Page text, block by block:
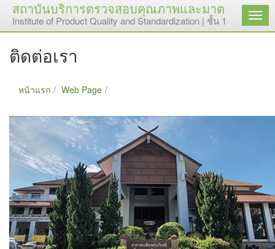
สถาบันบริการตรวจสอบคุณภาพและมาตรฐานผ
Institute of Product Quality and Standardization | ชั้น 1 อาคารเ
เมนู
ติดต่อเรา
หน้าแรก Web Page